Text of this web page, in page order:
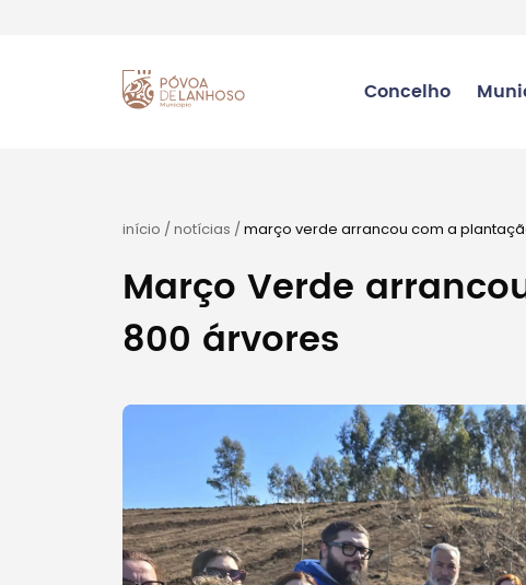
Concelho
início /notícias /março verde arrancou com a
Março Verde
800 árvores